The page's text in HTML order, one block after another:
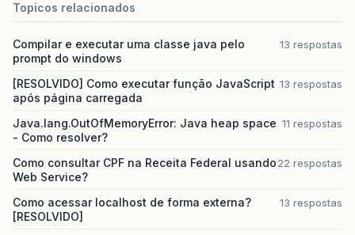
Topicos relacionados
Compilar e executar uma classe java pelo
prompt do windows
13 respostas
[RESOLVIDO] Como executar função JavaScript
após página carregada
13 respostas
Java.lang.OutOfMemoryError: Java heap space
- Como resolver?
11 respostas
Como consultar CPF na Receita Federal usando
Web Service?
22 respostas
Como acessar localhost de forma externa?
[RESOLVIDO]
13 respostas